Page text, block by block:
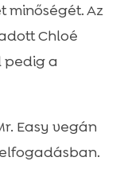
minőségét. Az
Chloé
pedig a
Easy vegán